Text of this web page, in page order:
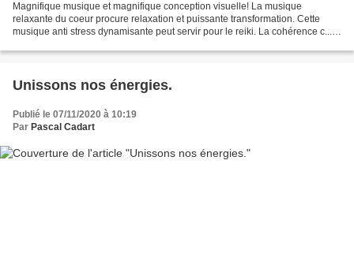
Magnifique musique et magnifique conception visuelle! La musique
relaxante du coeur procure relaxation et puissante transformation. Cette
musique anti stress dynamisante peut servir pour le reiki. La cohérence c...
Unissons nos énergies.
Publié le 07/11/2020 à 10:19
Par Pascal Cadart